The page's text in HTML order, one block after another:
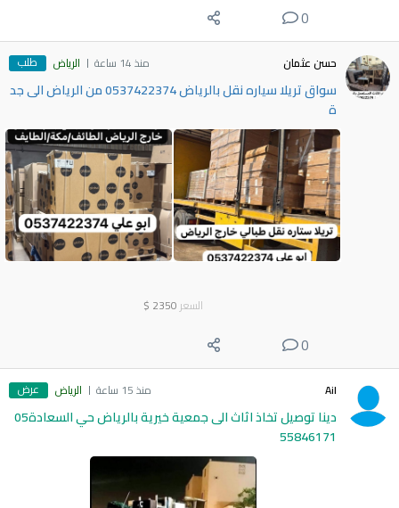
0
حسن عثمان منذ 14 ساعة الرياض طلب
سواق تريلا سياره نقل بالرياض 0537422374 من الرياض الى جد
ة
السعر 2350
$
0
Ail منذ 15 ساعة الرياض عرض
دينا توصيل تخاذ اثاث الى جمعية خيرية بالرياض حي السعادة05
55846171